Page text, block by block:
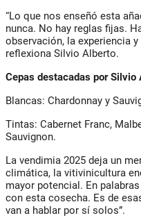
“Lo que nos enseñó esta
nunca. No hay reglas fijas.
observación, la experiencia
reflexiona Silvio Alberto.
Cepas destacadas por
Blancas: Chardonnay y
Tintas: Cabernet Franc,
Sauvignon.
La vendimia 2025 deja un
climática, la vitivinicultura
mayor potencial. En
con esta cosecha. Es de
van a hablar por sí solos”.